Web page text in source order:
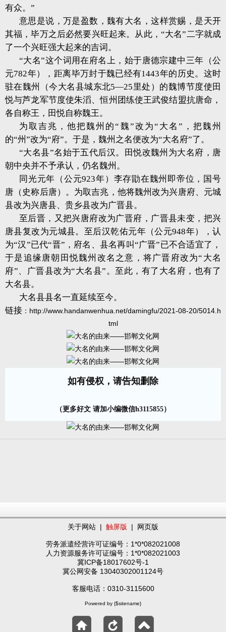
有众。”
意思是说，万是盈数，魏有大名，这样赏赐，是天开
其福，毕万之后必然要兴旺起来。从此，“大名”二字就成
了一个兴旺强大起来的吉词。
“大名”这个词用在府名上，始于唐德宗建中三年（公
元782年），距离毕万封于魏已经有1443年的历史。这时
驻在魏州（今大名县城东北5—25里处）的魏博节度使田
悦与芦龙军节度使朱滔、恒州团练使王武俊结盟抗唐命，
各自称王，田悦自称魏王。
为取吉兆，他把魏州的“魏”改为“大名”，把魏州
的“州”改为“府”。于是，魏州之名便改为“大名府”了。
“大名县”名始于五代后汉。田悦改魏州为大名府，唐
朝中央并不予承认，仍名魏州。
同光元年（公元923年）李存勖在魏州即帝位，国号
唐（史称后唐）。为取吉兆，他将魏州改为兴唐府、元城
县改为兴唐县、贵乡县改为广晋县。
至后晋，又把兴唐府改为广晋府，广晋县未变，把兴
唐县复改为元城县。至后汉乾佑元年（公元948年），认
为“汉”已代“晋”，府名、县名再叫“广晋”已不合适宜了，
于是追缘唐朝田悦魏州改名之意，将广晋府改为“大名
府”、广晋县改为“大名县”。至此，有了大名府，也有了
大名县。
大名县县名一直延续至今。
链接 ： http://www.handanwenhua.net/damingfu/2021-08-20/5014.h
tml
如有侵权，请告知删除
（更多好文 请加小编微信h3115855）
关于网站 | 触屏版 | 网页版
劳务派遣经营许可证编号：1*0*082021008
人力资源服务许可证编号：1*0*082021003
冀ICP备18017602号-1
冀公网安备 13040302001124号
客服电话：0310-3115600
Powered by {$sitename}